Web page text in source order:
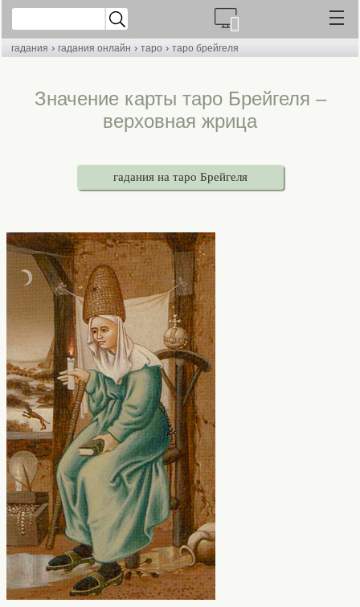
гадания › гадания онлайн › таро › таро брейгеля
Значение карты таро Брейгеля –
верховная жрица
гадания на таро Брейгеля